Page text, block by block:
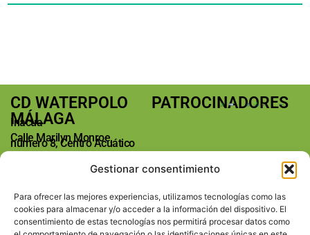
Gestionar consentimiento
Para ofrecer las mejores experiencias, utilizamos tecnologías como las
cookies para almacenar y/o acceder a la información del dispositivo. El
consentimiento de estas tecnologías nos permitirá procesar datos como
CD WATERPOLO
MÁLAGA
Inacua
Calle Marilyn Monroe,
número 8, Centro Acuático
E-mail:
info@waterpolomalaga.es
REDES SOCIALES
PATROCINADORES